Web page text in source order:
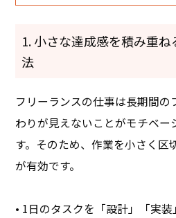
1. 小さな達成感を積み重ね
法
フリーランスの仕事は長期間
わりが見えないことがモチベー
す。そのため、作業を小さく区
が有効です。
• 1日のタスクを「設計」「実